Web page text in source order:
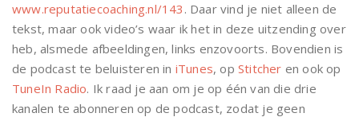
www.reputatiecoaching.nl/143 . Daar vind je niet alleen de
tekst, maar ook video’s waar ik het in deze uitzending over
heb, alsmede afbeeldingen, links enzovoorts. Bovendien is
de podcast te beluisteren in iTunes, opStitcher en ook op
TuneIn Radio. Ik raad je aan om je op één van die drie
kanalen te abonneren op de podcast, zodat je geen